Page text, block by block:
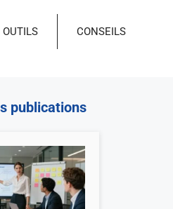
OUTILS CONSEILS
publications